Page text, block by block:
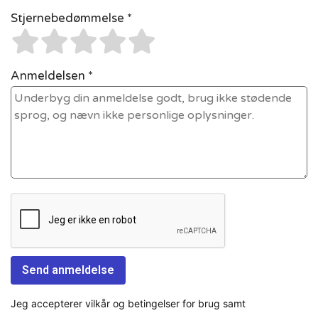
Stjernebedømmelse *
Anmeldelsen *
Jeg accepterer vilkår og betingelser for brug samt